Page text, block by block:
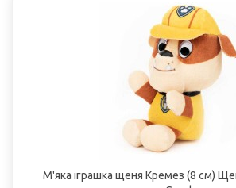
М'яка іграшка щеня Кремез (8 см)